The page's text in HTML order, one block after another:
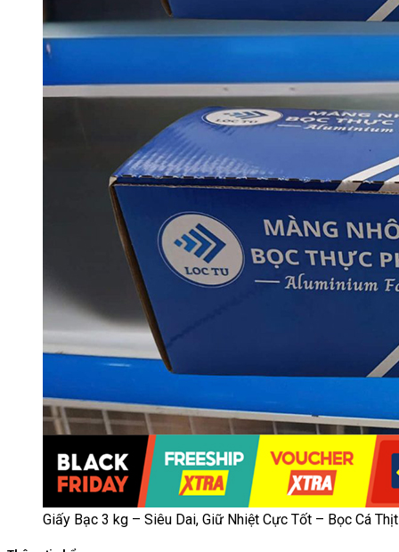
Giấy Bạc 3 kg – Siêu Dai, Giữ Nhiệt Cực Tốt – Bọc Cá